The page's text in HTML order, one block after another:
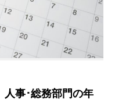
事･総務部門の年